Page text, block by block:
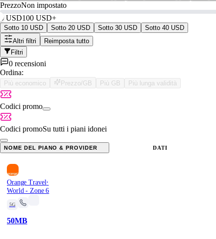
PrezzoNon impostato
0 USD100 USD+
Sotto 10 USD Sotto 20 USD Sotto 30 USD
Sotto 40 USD
Altri filtri
Reimposta tutto
Filtri
0 recensioni
Ordina:
Più economico Prezzo/GB Più GB Più lunga validità
Codici promo
Codici promoSu tutti i piani idonei
NOME DEL PIANO & PROVIDER DATI
Orange Travel·
World - Zone 6
5G
50MB